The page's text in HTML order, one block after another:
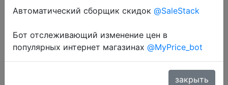
Перейти в магазин
Автоматический сборщик скидок @SaleStack
Бот отслеживающий изменение цен в
популярных интернет магазинах @MyPrice_bot
закрыть